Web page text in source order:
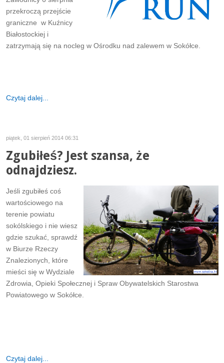
przekroczą przejście
graniczne w Kuźnicy
Białostockiej i
zatrzymają się na nocleg w Ośrodku nad zalewem w Sokółce.
Czytaj dalej...
piątek, 01 sierpień 2014 06:31
Zgubiłeś? Jest szansa, że
odnajdziesz.
Jeśli zgubiłeś coś
wartościowego na
terenie powiatu
sokólskiego i nie wiesz
gdzie szukać, sprawdź
w Biurze Rzeczy
Znalezionych, które
mieści się w Wydziale
Zdrowia, Opieki Społecznej i Spraw Obywatelskich Starostwa
Powiatowego w Sokółce.
Czytaj dalej...